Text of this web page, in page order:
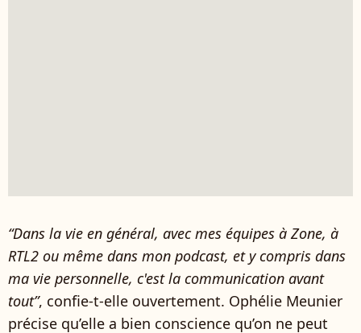
“Dans la vie en général, avec mes équipes à Zone, à
RTL2 ou même dans mon podcast, et y compris dans
ma vie personnelle, c'est la communication avant
tout”, confie-t-elle ouvertement. Ophélie Meunier
précise qu’elle a bien conscience qu’on ne peut